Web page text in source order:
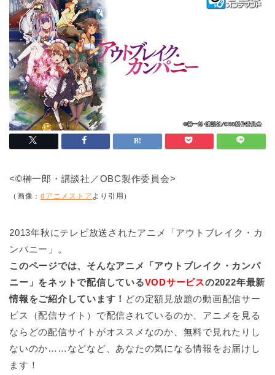
<©榊一郎・講談社／OBC製作委員会>
（画像：dアニメストアより引用）
2013年秋にテレビ放送されたアニメ「アウトブレイク・カ
ンパニー」。
このページでは、そんなアニメ「アウトブレイク・カンパ
ニー」をネットで配信しているVODサービスの2022年最新
情報をご紹介しています！ どの定額見放題の動画配信サー
ビス（配信サイト）で配信されているのか、アニメを見る
ならどの配信サイトがオススメなのか、無料で見れたりし
ないのか……などなど、あなたの気になる情報をお届けし
ます！